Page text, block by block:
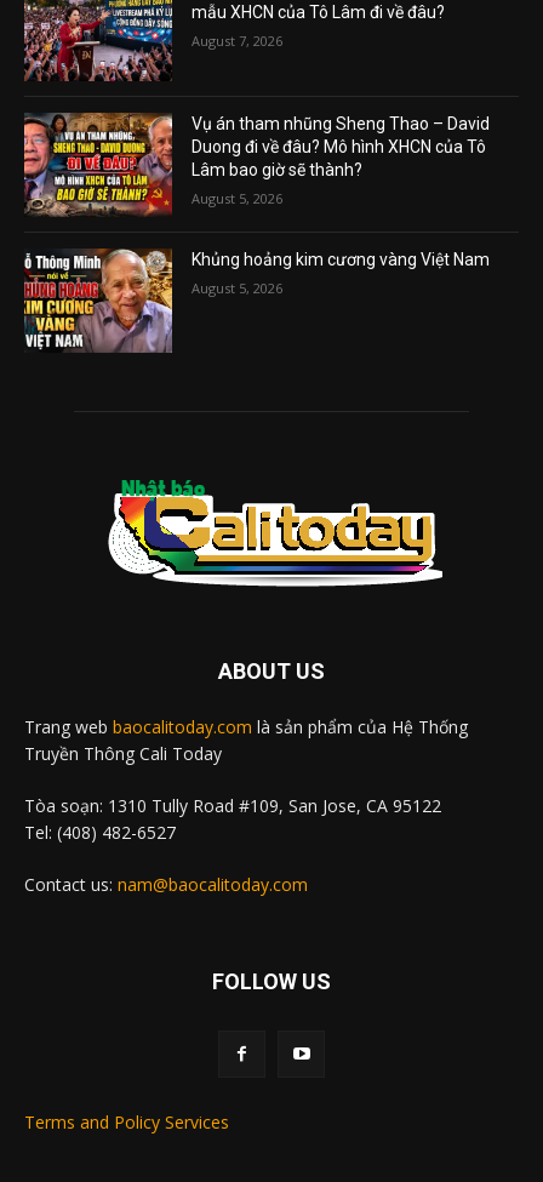
mẫu XHCN của Tô Lâm đi về đâu?
August 7, 2026
Vụ án tham nhũng Sheng Thao – David
Duong đi về đâu? Mô hình XHCN của Tô
Lâm bao giờ sẽ thành?
August 5, 2026
Khủng hoảng kim cương vàng Việt Nam
August 5, 2026
ABOUT US
Trang web baocalitoday.com là sản phẩm của Hệ Thống
Truyền Thông Cali Today
Tòa soạn: 1310 Tully Road #109, San Jose, CA 95122
Tel: (408) 482-6527
Contact us: nam@baocalitoday.com
FOLLOW US
Terms and Policy Services